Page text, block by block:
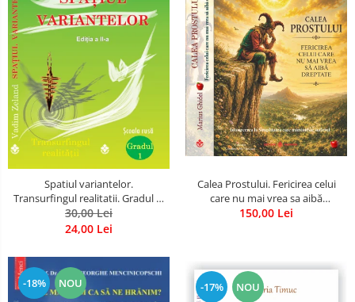
Spatiul variantelor.
Transurfingul realitatii. Gradul 1.
Cum sa ne dezvoltam intuitia si
sa ne alegem soarta
30,00 Lei
24,00 Lei
Calea Prostului. Fericirea celui
care nu mai vrea sa aibă
dreptate - Intoarcerea la
150,00 Lei
-18% NOU -17% NOU